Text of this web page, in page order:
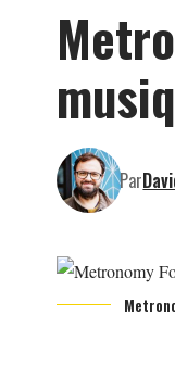
Par